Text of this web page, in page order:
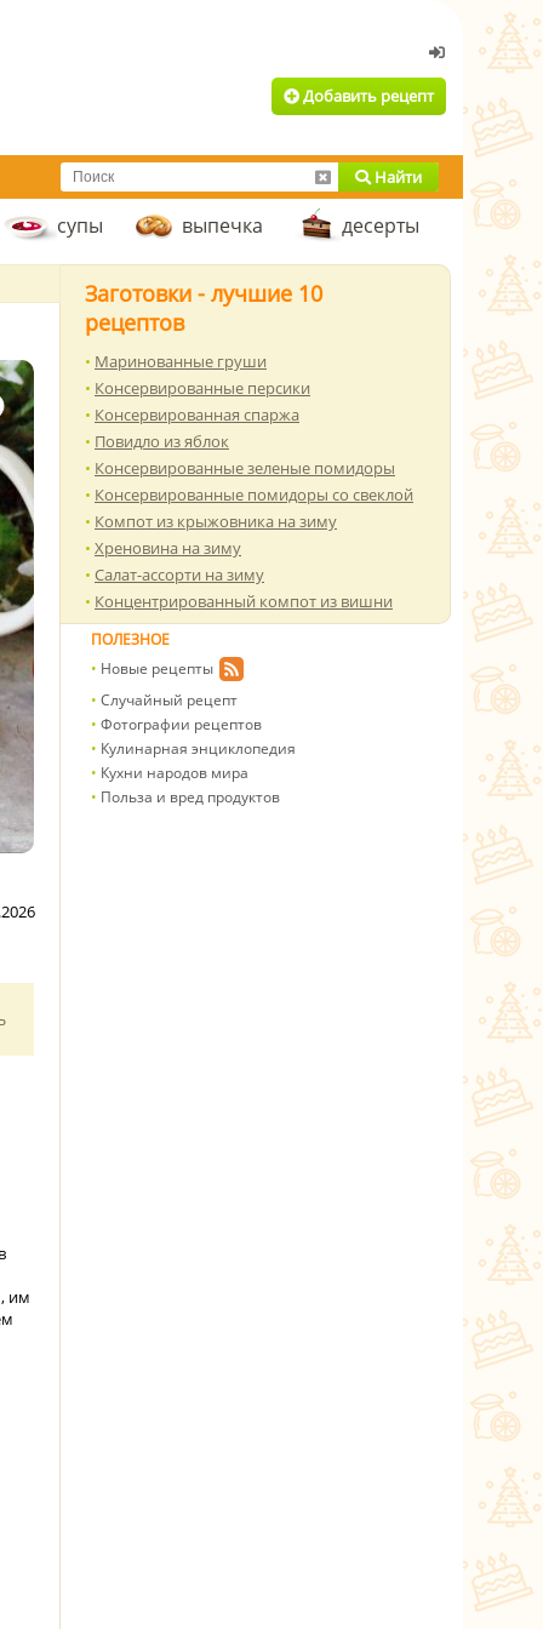
Добавить рецепт
Найти
супы выпечка десерты
им
Заготовки - лучшие 10
рецептов
Маринованные груши
Консервированные персики
Консервированная спаржа
Повидло из яблок
Консервированные зеленые помидоры
Консервированные помидоры со свеклой
Компот из крыжовника на зиму
Хреновина на зиму
Салат-ассорти на зиму
Концентрированный компот из вишни
ПОЛЕЗНОЕ
Новые рецепты
Случайный рецепт
Фотографии рецептов
Кулинарная энциклопедия
Кухни народов мира
Польза и вред продуктов